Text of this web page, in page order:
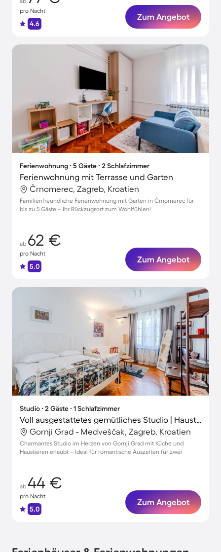
pro Nacht
4.6
Zum Angebot
Ferienwohnung ∙ 5 Gäste ∙ 2 Schlafzimmer
Ferienwohnung mit Terrasse und Garten
Črnomerec, Zagreb, Kroatien
Familienfreundliche Ferienwohnung mit Garten in Črnomerec für
bis zu 5 Gäste – Ihr Rückzugsort zum Wohlfühlen!
ab 62 €
pro Nacht
5.0
Zum Angebot
Studio ∙ 2 Gäste ∙ 1 Schlafzimmer
Voll ausgestattetes gemütliches Studio | Haustiere erlaubt
Gornji Grad - Medveščak, Zagreb, Kroatien
Charmantes Studio im Herzen von Gornji Grad mit Küche und
Haustieren erlaubt – Ideal für romantische Auszeiten für zwei
ab 44 €
pro Nacht
5.0
Zum Angebot